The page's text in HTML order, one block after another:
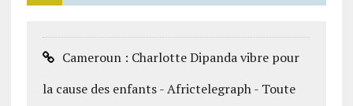
Cameroun : Charlotte Dipanda vibre pour
la cause des enfants - Africtelegraph - Toute